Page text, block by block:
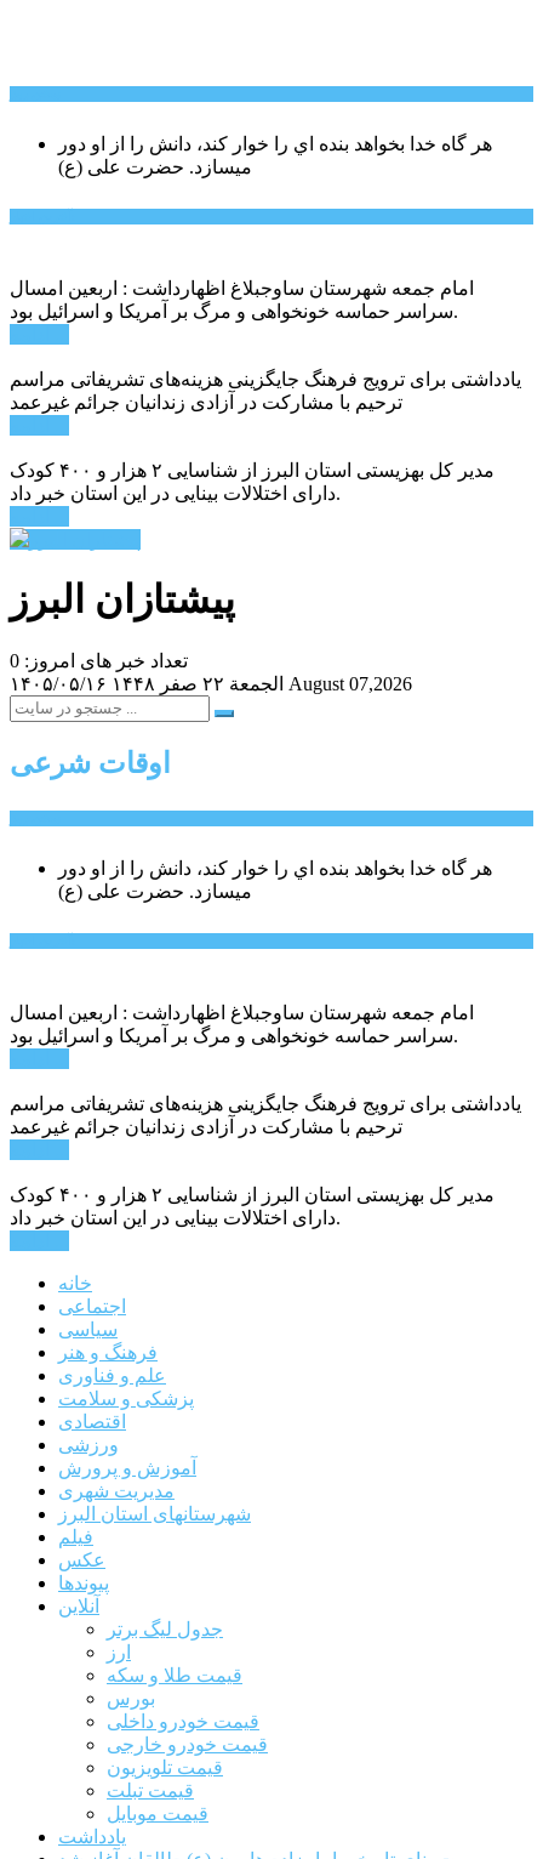
هر گاه خدا بخواهد بنده اي را خوار كند، دانش را از او دور
میسازد. حضرت علی (ع)
امام جمعه شهرستان ساوجبلاغ اظهارداشت : اربعین امسال
سراسر حماسه خونخواهی و مرگ بر آمریکا و اسرائیل بود.
یادداشتی برای ترویج فرهنگ جایگزینی هزینه‌های تشریفاتی مراسم
ترحیم با مشارکت در آزادی زندانیان جرائم غیرعمد
مدیر کل بهزیستی استان البرز از شناسایی ۲ هزار و ۴۰۰ کودک
دارای اختلالات بینایی در این استان خبر داد.
پیشتازان البرز
تعداد خبر های امروز: 0
۱۴۰۵/۰۵/۱۶
الجمعة ۲۲ صفر ۱۴۴۸ August 07,2026
اوقات شرعی
هر گاه خدا بخواهد بنده اي را خوار كند، دانش را از او دور
میسازد. حضرت علی (ع)
امام جمعه شهرستان ساوجبلاغ اظهارداشت : اربعین امسال
سراسر حماسه خونخواهی و مرگ بر آمریکا و اسرائیل بود.
یادداشتی برای ترویج فرهنگ جایگزینی هزینه‌های تشریفاتی مراسم
ترحیم با مشارکت در آزادی زندانیان جرائم غیرعمد
مدیر کل بهزیستی استان البرز از شناسایی ۲ هزار و ۴۰۰ کودک
دارای اختلالات بینایی در این استان خبر داد.
خانه
اجتماعی
سیاسی
فرهنگ و هنر
علم و فناوری
پزشکی و سلامت
اقتصادی
ورزشی
آموزش و پرورش
مدیریت شهری
شهرستانهای استان البرز
فیلم
عکس
پیوندها
آنلاین
جدول لیگ برتر
ارز
قیمت طلا و سکه
بورس
قیمت خودرو داخلی
قیمت خودرو خارجی
قیمت تلویزیون
قیمت تبلت
قیمت موبایل
یادداشت